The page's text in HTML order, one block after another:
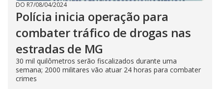
DO R7/08/04/2024
Polícia inicia operação para
combater tráfico de drogas nas
estradas de MG
30 mil quilômetros serão fiscalizados durante uma
semana; 2000 militares vão atuar 24 horas para combater
crimes